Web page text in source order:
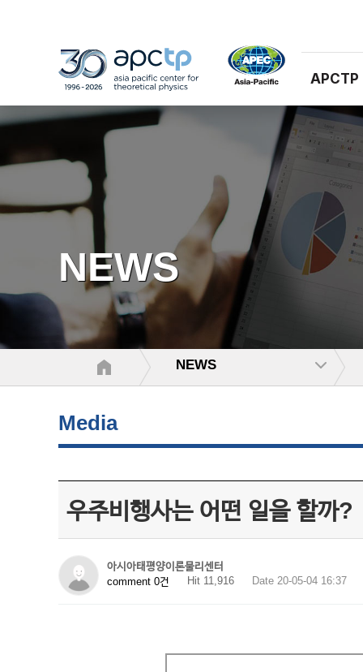
APCTP
NEWS
NEWS
Media
우주비행사는 어떤 일을 할까?
아시아태평양이론물리센터
comment 0건
Hit 11,916 Date 20-05-04 16:37